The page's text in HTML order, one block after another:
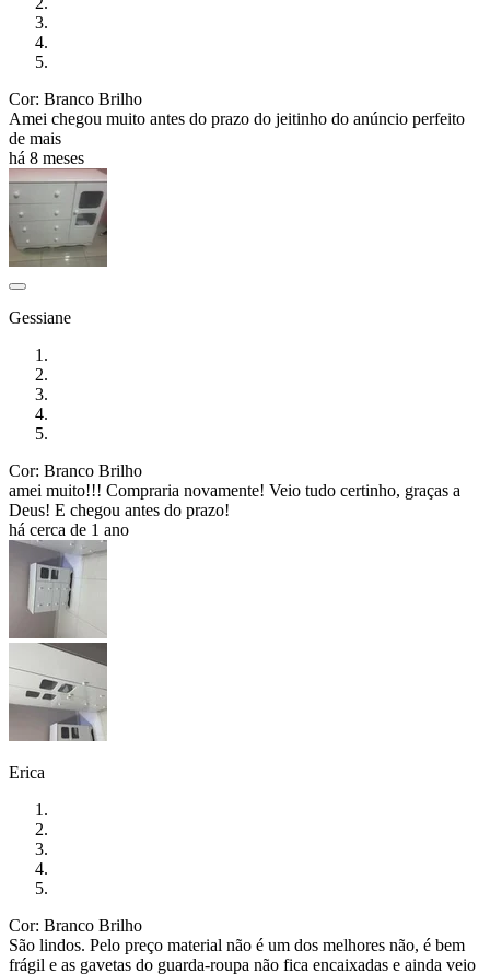
Cor: Branco Brilho
Amei chegou muito antes do prazo do jeitinho do anúncio perfeito
de mais
há 8 meses
Gessiane
Cor: Branco Brilho
amei muito!!! Compraria novamente! Veio tudo certinho, graças a
Deus! E chegou antes do prazo!
há cerca de 1 ano
Erica
Cor: Branco Brilho
São lindos. Pelo preço material não é um dos melhores não, é bem
frágil e as gavetas do guarda-roupa não fica encaixadas e ainda veio